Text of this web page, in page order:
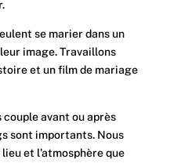
se marier dans un
image. Travaillons
et un film de mariage
couple avant ou après
sont importants. Nous
et l’atmosphère que